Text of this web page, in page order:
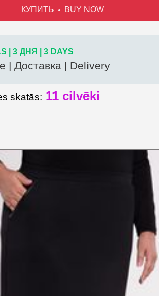
КУПИТЬ BUY NOW
| 3 ДНЯ | 3 DAYS
| Доставка | Delivery
skatās: 11 cilvēki